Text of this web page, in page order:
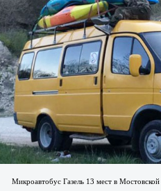
Микроавтобус Газель 13 мест в